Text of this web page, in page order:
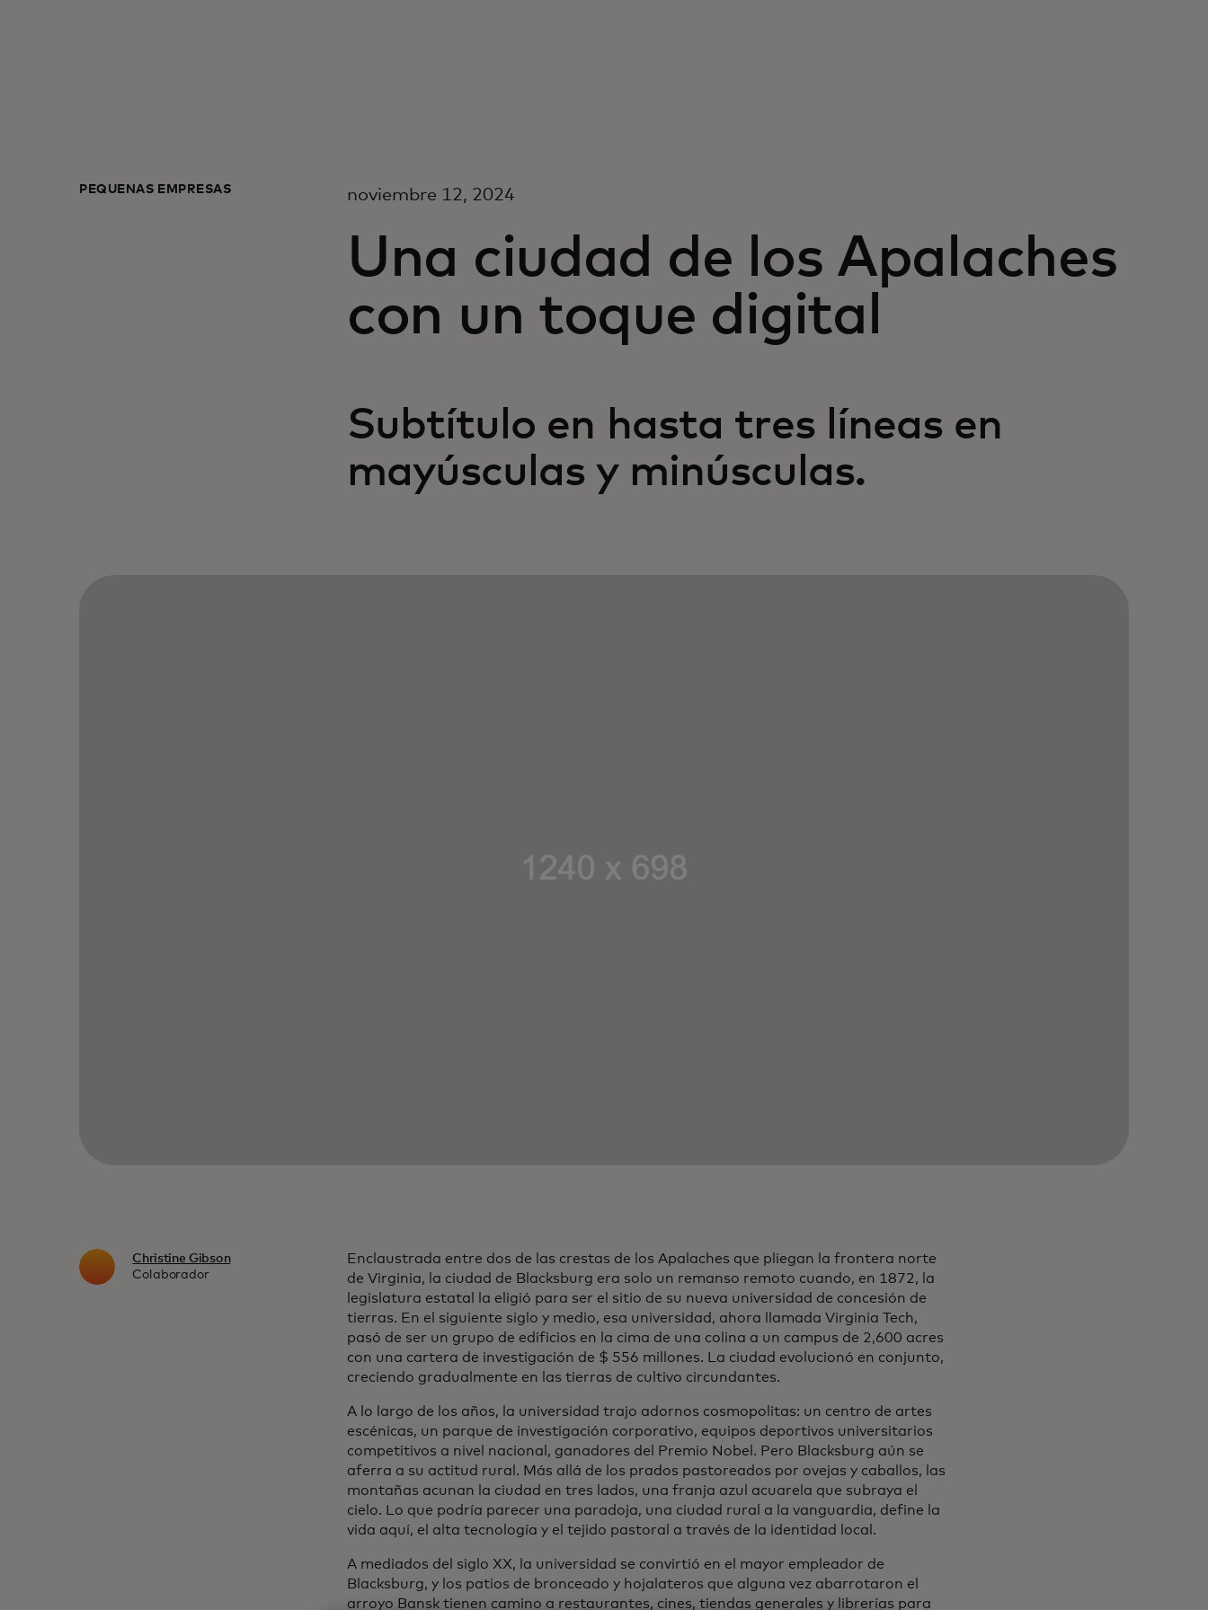
PEQUEÑAS EMPRESAS noviembre 12, 2024
Una ciudad de los Apalaches
con un toque digital
Subtítulo en hasta tres líneas en
mayúsculas y minúsculas.
Christine Gibson
Colaborador
Enclaustrada entre dos de las crestas de los Apalaches que pliegan la frontera norte
de Virginia, la ciudad de Blacksburg era solo un remanso remoto cuando, en 1872, la
legislatura estatal la eligió para ser el sitio de su nueva universidad de concesión de
tierras. En el siguiente siglo y medio, esa universidad, ahora llamada Virginia Tech,
pasó de ser un grupo de edificios en la cima de una colina a un campus de 2,600 acres
con una cartera de investigación de $ 556 millones. La ciudad evolucionó en conjunto,
creciendo gradualmente en las tierras de cultivo circundantes.
A lo largo de los años, la universidad trajo adornos cosmopolitas: un centro de artes
escénicas, un parque de investigación corporativo, equipos deportivos universitarios
competitivos a nivel nacional, ganadores del Premio Nobel. Pero Blacksburg aún se
aferra a su actitud rural. Más allá de los prados pastoreados por ovejas y caballos, las
montañas acunan la ciudad en tres lados, una franja azul acuarela que subraya el
cielo. Lo que podría parecer una paradoja, una ciudad rural a la vanguardia, define la
vida aquí, el alta tecnología y el tejido pastoral a través de la identidad local.
A mediados del siglo XX, la universidad se convirtió en el mayor empleador de
Blacksburg, y los patios de bronceado y hojalateros que alguna vez abarrotaron el
arroyo Bansk tienen camino a restaurantes, cines, tiendas generales y librerías para